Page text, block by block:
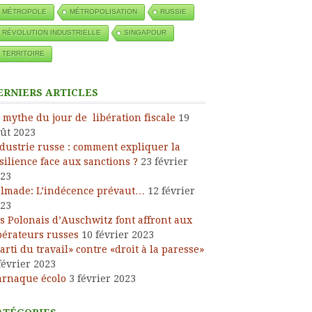
MÉTROPOLE MÉTROPOLISATION RUSSIE
RÉVOLUTION INDUSTRIELLE SINGAPOUR
TERRITOIRE
ARTICLES
mythe du jour de libération fiscale 19
2023
russe : comment expliquer la
face aux sanctions ? 23 février
L’indécence prévaut… 12 février
Polonais d’Auschwitz font affront aux
russes 10 février 2023
du travail» contre «droit à la paresse»
2023
écolo 3 février 2023